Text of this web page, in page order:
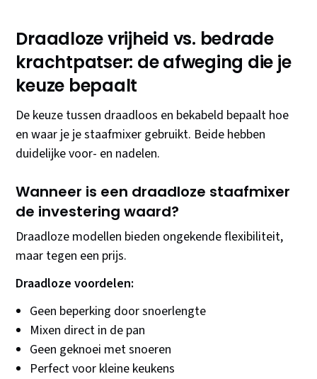
Draadloze vrijheid vs. bedrade
krachtpatser: de afweging die je
keuze bepaalt
De keuze tussen draadloos en bekabeld bepaalt hoe
en waar je je staafmixer gebruikt. Beide hebben
duidelijke voor- en nadelen.
Wanneer is een draadloze staafmixer
de investering waard?
Draadloze modellen bieden ongekende flexibiliteit,
maar tegen een prijs.
Draadloze voordelen:
Geen beperking door snoerlengte
Mixen direct in de pan
Geen geknoei met snoeren
Perfect voor kleine keukens